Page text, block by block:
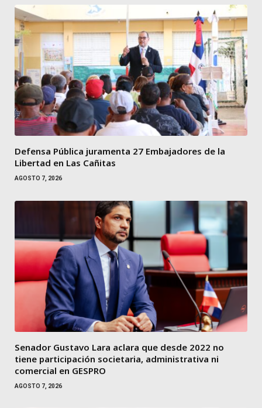
Defensa Pública juramenta 27 Embajadores de la
Libertad en Las Cañitas
AGOSTO 7, 2026
Senador Gustavo Lara aclara que desde 2022 no
tiene participación societaria, administrativa ni
comercial en GESPRO
AGOSTO 7, 2026